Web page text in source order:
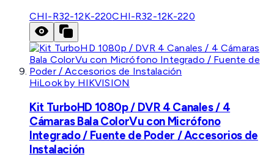
CHI-R32-12K-220CHI-R32-12K-220
HiLook by HIKVISION
Kit TurboHD 1080p / DVR 4 Canales / 4
Cámaras Bala ColorVu con Micrófono
Integrado / Fuente de Poder / Accesorios de
Instalación